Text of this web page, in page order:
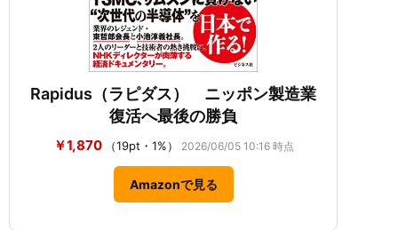
Rapidus（ラピダス） ニッポン製造業
復活へ最後の勝負
￥1,870 （19pt・1%） 2026/06/05 10:16 時点
Amazonで見る